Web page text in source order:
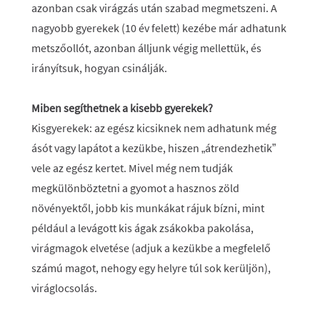
azonban csak virágzás után szabad megmetszeni. A
nagyobb gyerekek (10 év felett) kezébe már adhatunk
metszőollót, azonban álljunk végig mellettük, és
irányítsuk, hogyan csinálják.
Miben segíthetnek a kisebb gyerekek?
Kisgyerekek: az egész kicsiknek nem adhatunk még
ásót vagy lapátot a kezükbe, hiszen „átrendezhetik”
vele az egész kertet. Mivel még nem tudják
megkülönböztetni a gyomot a hasznos zöld
növényektől, jobb kis munkákat rájuk bízni, mint
például a levágott kis ágak zsákokba pakolása,
virágmagok elvetése (adjuk a kezükbe a megfelelő
számú magot, nehogy egy helyre túl sok kerüljön),
viráglocsolás.